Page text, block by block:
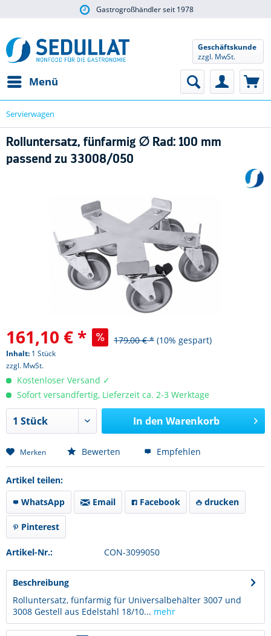
Gastrogroßhändler seit 1978
Menü
Geschäftskunde
zzgl. MwSt.
Servierwagen
Rolluntersatz, fünfarmig ∅ Rad: 100 mm
passend zu 33008/050
161,10 € * 179,00 € * (10% gespart)
Inhalt: 1 Stück
zzgl. MwSt.
Kostenloser Versand ✓
Sofort versandfertig, Lieferzeit ca. 2-3 Werktage
In den Warenkorb
Merken Bewerten Empfehlen
Artikel teilen:
WhatsApp
Email Facebook drucken
Pinterest
Artikel-Nr.: CON-3099050
Beschreibung
Rolluntersatz, fünfarmig für Universalbehälter 3007 und
3008 Gestell aus Edelstahl 18/10... mehr